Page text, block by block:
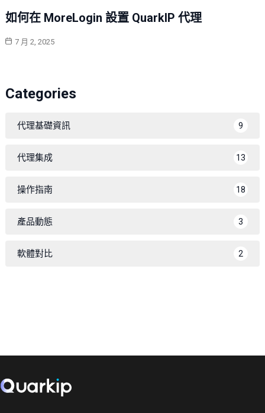
如何在 MoreLogin 設置 QuarkIP 代理
7 月 2, 2025
Categories
代理基礎資訊 9
代理集成 13
操作指南 18
產品動態 3
軟體對比 2